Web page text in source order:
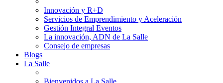
Innovación y R+D
Servicios de Emprendimiento y Aceleración
Gestión Integral Eventos
La innovación, ADN de La Salle
Consejo de empresas
Blogs
La Salle
Bienvenidos a La Salle